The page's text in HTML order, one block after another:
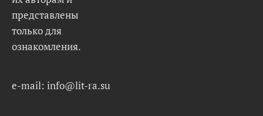
представлены
только для
ознакомления.
e-mail: info@lit-ra.su